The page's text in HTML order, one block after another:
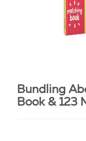
Bundling
Book & 123